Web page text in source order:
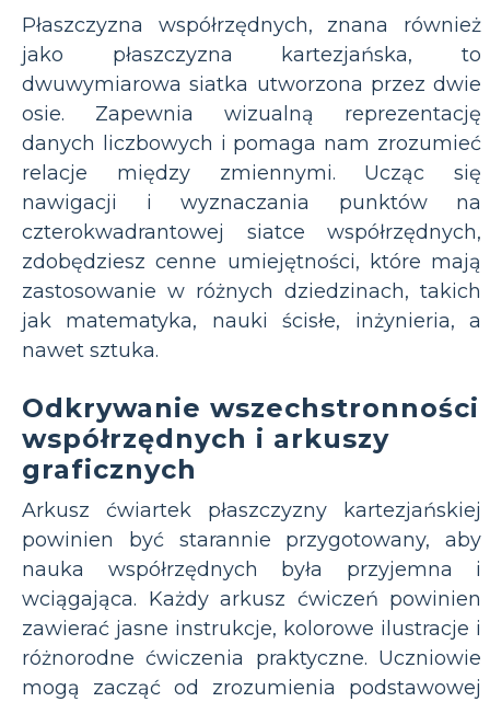
Płaszczyzna współrzędnych, znana również
jako płaszczyzna kartezjańska, to
dwuwymiarowa siatka utworzona przez dwie
osie. Zapewnia wizualną reprezentację
danych liczbowych i pomaga nam zrozumieć
relacje między zmiennymi. Ucząc się
nawigacji i wyznaczania punktów na
czterokwadrantowej siatce współrzędnych,
zdobędziesz cenne umiejętności, które mają
zastosowanie w różnych dziedzinach, takich
jak matematyka, nauki ścisłe, inżynieria, a
nawet sztuka.
Odkrywanie wszechstronności
współrzędnych i arkuszy
graficznych
Arkusz ćwiartek płaszczyzny kartezjańskiej
powinien być starannie przygotowany, aby
nauka współrzędnych była przyjemna i
wciągająca. Każdy arkusz ćwiczeń powinien
zawierać jasne instrukcje, kolorowe ilustracje i
różnorodne ćwiczenia praktyczne. Uczniowie
mogą zacząć od zrozumienia podstawowej